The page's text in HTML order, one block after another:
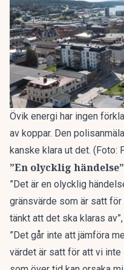
Övik energi har ingen
av koppar. Den
kanske klara ut det. (Foto:
”En olycklig händelse”
”Det är en olycklig
gränsvärde som är satt
tänkt att det ska klaras
”Det går inte att jämföra
värdet är satt för att vi